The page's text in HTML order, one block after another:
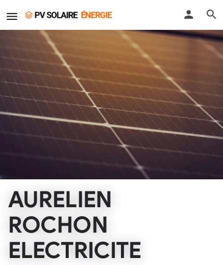
AURELIEN
ROCHON
ELECTRICITE